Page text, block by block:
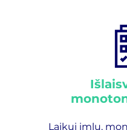
Laikui imlų,